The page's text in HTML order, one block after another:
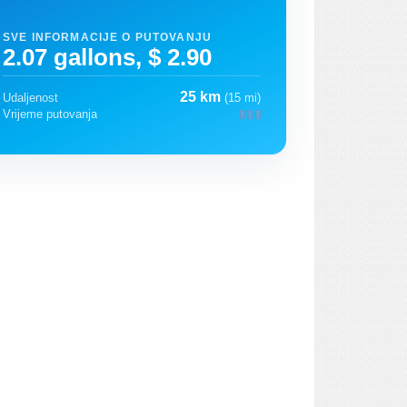
SVE INFORMACIJE O PUTOVANJU
2.07 gallons, $ 2.90
Udaljenost 25 km (15 mi)
Vrijeme putovanja